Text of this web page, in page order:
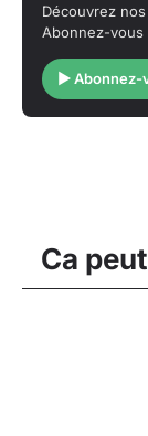
Découvrez
Abonnez-vous
▶ Abonnez-
Ca